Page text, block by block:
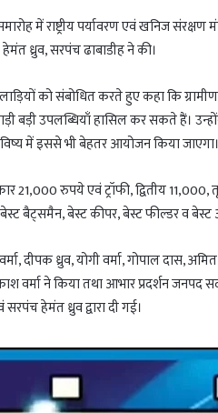
में राष्ट्रीय पर्यावरण एवं खनिज
ध्रुव, सरपंच ढाबाडीह ने की।
को संबोधित करते हुए कहा कि
बड़ी उपलब्धियाँ हासिल कर सकते हैं।
में इससे भी बेहतर आयोजन किया जाएगा।
21,000 रुपये एवं ट्रॉफी, द्वितीय
बैट्समैन, बेस्ट कीपर, बेस्ट फील्डर व
वर्मा, दीपक ध्रुव, योगी वर्मा, गोपाल दास,
वर्मा ने किया तथा आभार प्रदर्शन जनपद
हेमंत ध्रुव द्वारा दी गई।